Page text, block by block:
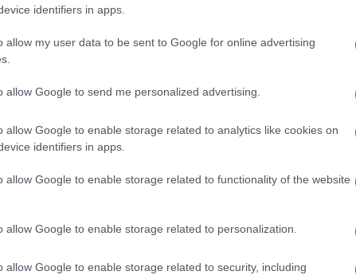
identifiers in apps.
allow my user data to be sent to Google for online advertising
allow Google to send me personalized advertising.
allow Google to enable storage related to analytics like cookies on
identifiers in apps.
allow Google to enable storage related to functionality of the website
allow Google to enable storage related to personalization.
allow Google to enable storage related to security, including